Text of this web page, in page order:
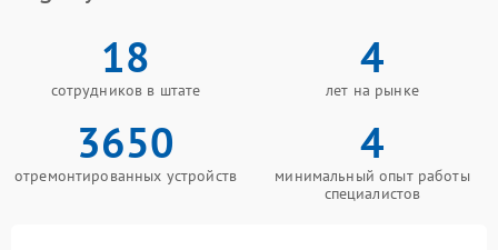
18
сотрудников в штате
4
лет на рынке
3650
отремонтированных устройств
4
минимальный опыт работы
специалистов